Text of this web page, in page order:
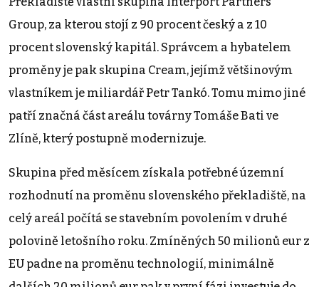
Group, za kterou stojí z 90 procent český a z 10
procent slovenský kapitál. Správcem a hybatelem
proměny je pak skupina Cream, jejímž většinovým
vlastníkem je miliardář Petr Tankó. Tomu mimo jiné
patří značná část areálu továrny Tomáše Bati ve
Zlíně, který postupně modernizuje.
Skupina před měsícem získala potřebné územní
rozhodnutí na proměnu slovenského překladiště, na
celý areál počítá se stavebním povolením v druhé
polovině letošního roku. Zmíněných 50 milionů eur z
EU padne na proměnu technologií, minimálně